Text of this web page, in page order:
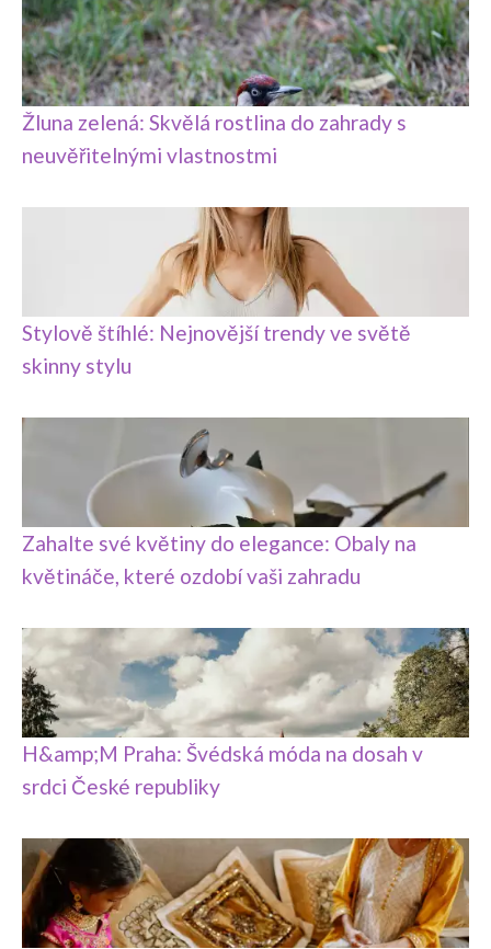
Žluna zelená: Skvělá rostlina do zahrady s
neuvěřitelnými vlastnostmi
Stylově štíhlé: Nejnovější trendy ve světě
skinny stylu
Zahalte své květiny do elegance: Obaly na
květináče, které ozdobí vaši zahradu
H&amp;M Praha: Švédská móda na dosah v
srdci České republiky